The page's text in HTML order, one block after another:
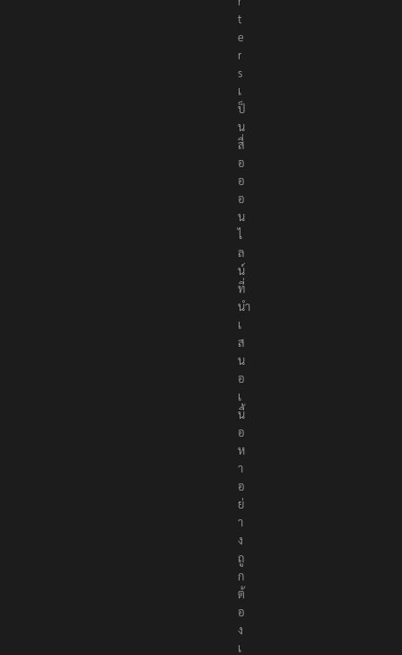
t
e
r
s
เ
ป็
น
สื่
อ
อ
อ
น
ไ
ล
น์
ที่
นำ
เ
ส
น
อ
เ
นื้
อ
ห
า
อ
ย่
า
ง
ถู
ก
ต้
อ
ง
เ